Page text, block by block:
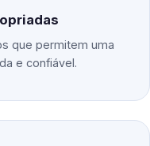
que permitem uma
e confiável.